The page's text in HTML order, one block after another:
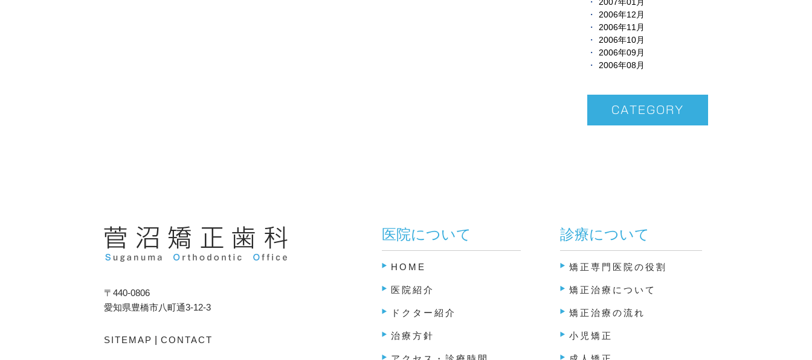
2007年01月
2006年12月
2006年11月
2006年10月
2006年09月
2006年08月
CATEGORY
〒440-0806
愛知県豊橋市八町通3-12-3
SITEMAP CONTACT
医院について
HOME
医院紹介
ドクター紹介
治療方針
診療について
矯正専門医院の役割
矯正治療について
矯正治療の流れ
小児矯正